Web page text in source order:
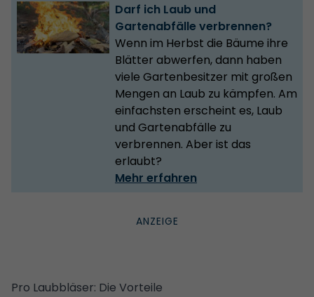
Darf ich Laub und
Gartenabfälle verbrennen?
Wenn im Herbst die Bäume ihre
Blätter abwerfen, dann haben
viele Gartenbesitzer mit großen
Mengen an Laub zu kämpfen. Am
einfachsten erscheint es, Laub
und Gartenabfälle zu
verbrennen. Aber ist das
erlaubt?
Mehr erfahren
Pro Laubbläser: Die Vorteile